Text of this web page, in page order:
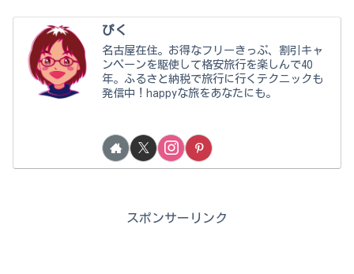
ぴく
名古屋在住。お得なフリーきっぷ、割引キャ
ンペーンを駆使して格安旅行を楽しんで40
年。ふるさと納税で旅行に行くテクニックも
発信中！happyな旅をあなたにも。
スポンサーリンク